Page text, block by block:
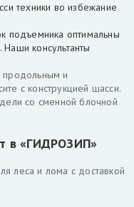
техники во избежание
подъемника оптимальны
консультанты
продольным и
с конструкцией шасси.
со сменной блочной
в «ГИДРОЗИП»
леса и лома с доставкой